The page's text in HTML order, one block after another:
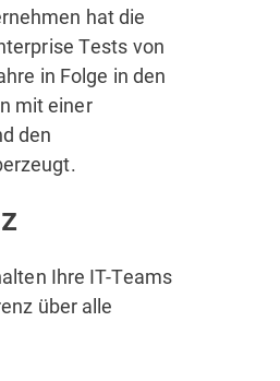
hat die
Tests von
in Folge in den
mit einer
den
Ihre IT-Teams
über alle